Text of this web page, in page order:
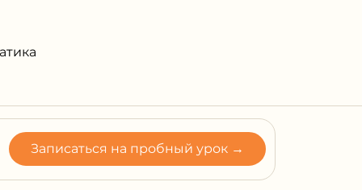
Записаться на пробный урок →